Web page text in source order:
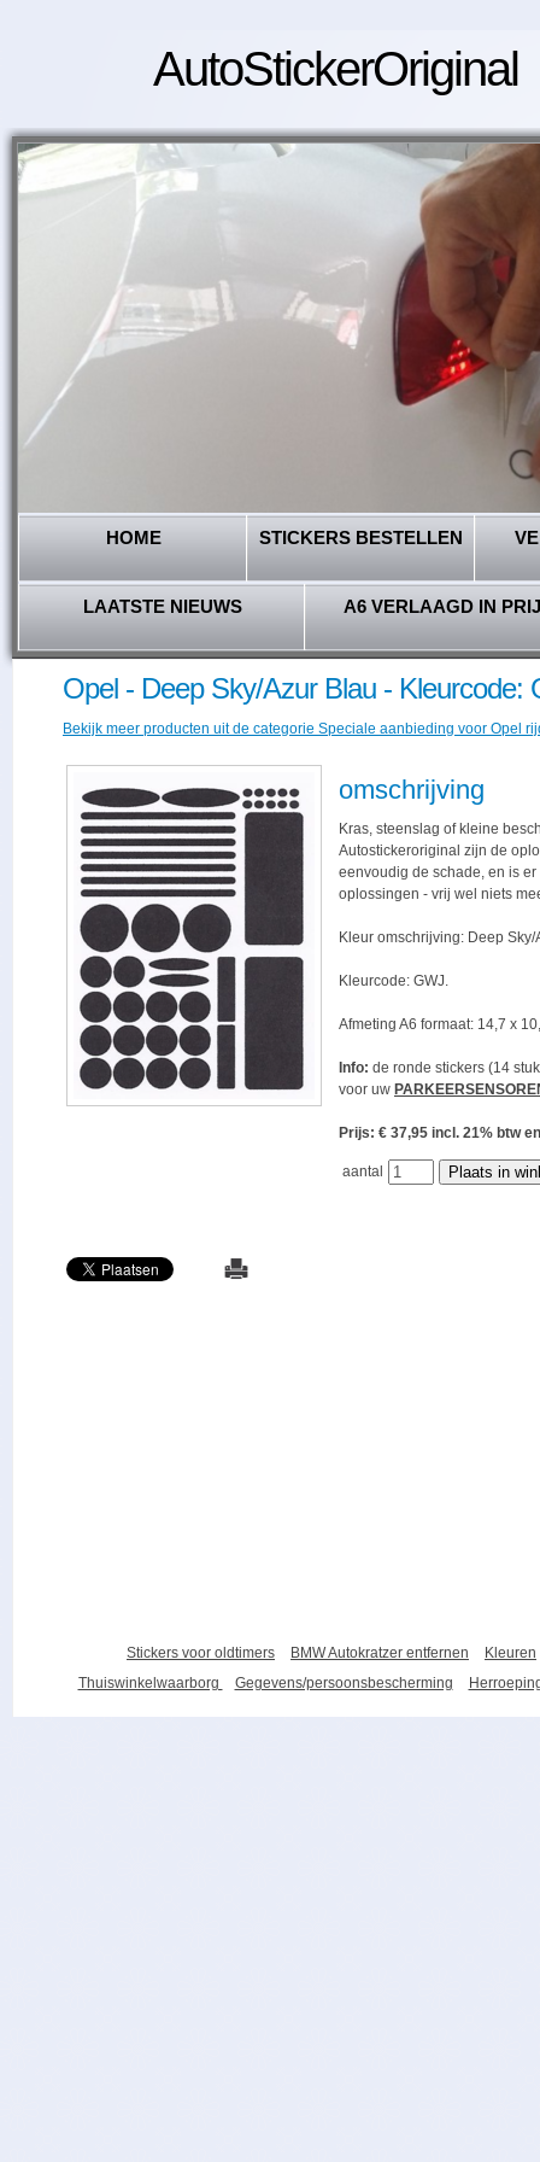
AutoStickerOriginal
HOME STICKERS BESTELLEN
LAATSTE NIEUWS A6 VERLAAGD IN
Opel - Deep Sky/Azur Blau - Kleurcode:
Bekijk meer producten uit de categorie Speciale aanbieding voor Opel
omschrijving
Kras, steenslag of kleine
Autostickeroriginal zijn de
eenvoudig de schade, en is
oplossingen - vrij wel niets
Kleur omschrijving: Deep Sky/
Kleurcode: GWJ.
Afmeting A6 formaat: 14,7 x
Info: de ronde stickers (14
voor uw
Prijs: € 37,95 incl. 21% btw
aantal
Stickers voor oldtimers BMW Autokratzer entfernen
Kleuren
Thuiswinkelwaarborg
Gegevens/persoonsbescherming